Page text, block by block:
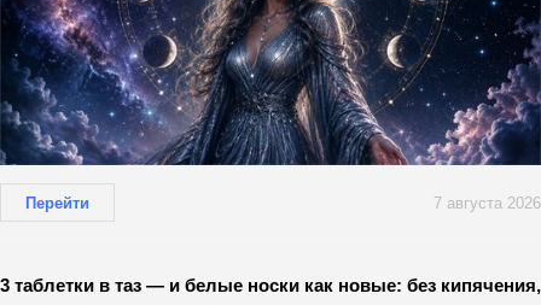
Перейти 7 августа 2026
3 таблетки в таз — и белые носки как новые: без кипячения,